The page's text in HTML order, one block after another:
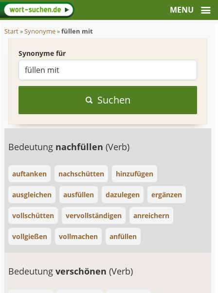
Start»Synonyme»füllen mit
Synonyme für
Suchen
Bedeutung nachfüllen(Verb)
auftanken nachschütten hinzufügen
ausgleichen ausfüllen dazulegen ergänzen
vollschütten vervollständigen anreichern
vollgießen vollmachen anfüllen
Bedeutungverschönen(Verb)